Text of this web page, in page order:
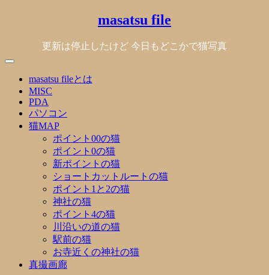
masatsu file
更新は停止したけど 今日もどこかで猫写真
masatsu fileとは
MISC
PDA
パソコン
猫MAP
ポイント00の猫
ポイント0の猫
新ポイントの猫
ショートカットルートの猫
ポイント1と2の猫
神社の猫
ポイント4の猫
川沿いの道の猫
駅前の猫
お寺近くの神社の猫
真撮画廊